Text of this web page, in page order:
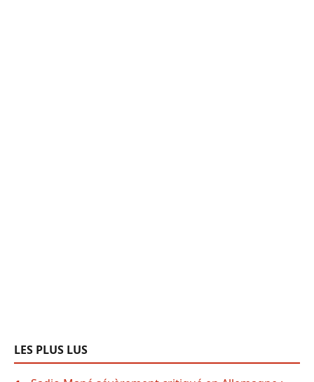
LES PLUS LUS